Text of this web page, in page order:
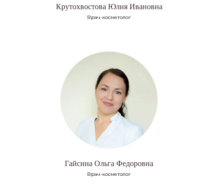
Крутохвостова Юлия Ивановна
Врач-косметолог
Гайсина Ольга Федоровна
Врач-косметолог